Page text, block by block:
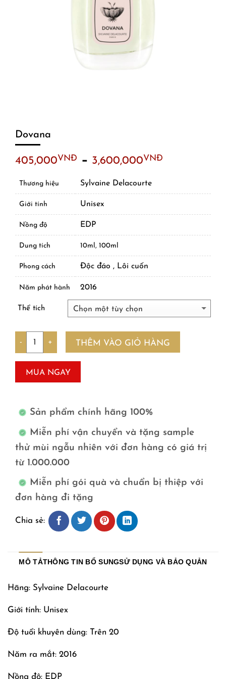
Dovana
405,000VNĐ – 3,600,000VNĐ
Thương hiệu Sylvaine Delacourte
Giới tính Unisex
Nồng độ EDP
Dung tích 10ml, 100ml
Phong cách Độc đáo , Lôi cuốn
Năm phát hành 2016
Thể tích
THÊM VÀO GIỎ HÀNG
MUA NGAY
Sản phẩm chính hãng 100%
Miễn phí vận chuyển và tặng sample
thử mùi ngẫu nhiên với đơn hàng có giá trị
từ 1.000.000
Miễn phí gói quà và chuẩn bị thiệp với
đơn hàng đi tặng
Chia sẻ:
MÔ TẢTHÔNG TIN BỔ SUNGSỬ DỤNG VÀ BẢO QUẢN
Hãng: Sylvaine Delacourte
Giới tính: Unisex
Độ tuổi khuyên dùng: Trên 20
Năm ra mắt: 2016
Nồng độ: EDP